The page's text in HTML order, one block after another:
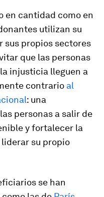
en cantidad como en
utilizan su
sus propios sectores
que las personas
injusticia lleguen a
contrario al
: una
personas a salir de
y fortalecer la
su propio
se han